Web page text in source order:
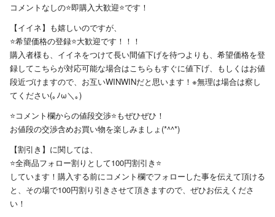
コメントなしの⭐即購入大歓迎⭐です！
【イイネ】も嬉しいのですが、
⭐️希望価格の登録⭐️大歓迎です！！！
購入者様も、イイネをつけて長い間値下げを待つよりも、希望価格を登
録してこちらが対応可能な場合はこちらもすぐに値下げ、もしくはお値
段近づけますので、お互いWINWINだと思います！※無理は場合は察し
てください(⁠｡⁠ﾉ⁠ω⁠＼⁠｡⁠)
⭐️コメント欄からの値段交渉⭐️もぜひぜひ！
お値段の交渉含めお買い物を楽しみましょ(*^^*)
【割引き】に関しては、
⭐全商品フォロー割りとして100円割引き⭐
しています！購入する前にコメント欄でフォローした事を伝えて頂ける
と、その場で100円割り引きさせて頂きますので、ぜひお伝えくださ
い！